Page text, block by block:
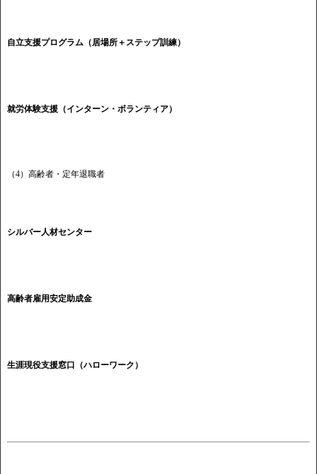
自立支援プログラム（居場所＋ステップ訓練）
就労体験支援（インターン・ボランティア）
（4）高齢者・定年退職者
シルバー人材センター
高齢者雇用安定助成金
生涯現役支援窓口（ハローワーク）